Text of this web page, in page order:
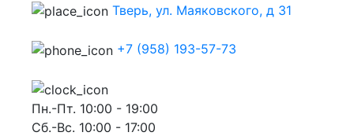
Тверь, ул. Маяковского, д 31
+7 (958) 193-57-73
Пн.-Пт. 10:00 - 19:00
Сб.-Вс. 10:00 - 17:00